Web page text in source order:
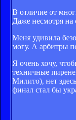
В отличие от
Даже несмотря на
Меня удивила
могу. А арбитры
Я очень хочу,
техничные
Милито), нет
финал стал бы